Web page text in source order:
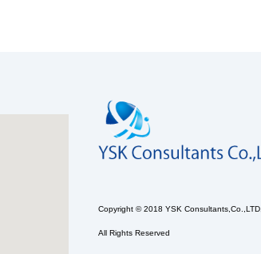
Copyright © 2018 YSK Consultants,Co.,LTD,
All Rights Reserved